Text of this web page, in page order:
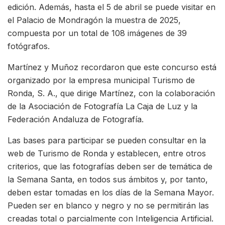
edición. Además, hasta el 5 de abril se puede visitar en
el Palacio de Mondragón la muestra de 2025,
compuesta por un total de 108 imágenes de 39
fotógrafos.
Martínez y Muñoz recordaron que este concurso está
organizado por la empresa municipal Turismo de
Ronda, S. A., que dirige Martínez, con la colaboración
de la Asociación de Fotografía La Caja de Luz y la
Federación Andaluza de Fotografía.
Las bases para participar se pueden consultar en la
web de Turismo de Ronda y establecen, entre otros
criterios, que las fotografías deben ser de temática de
la Semana Santa, en todos sus ámbitos y, por tanto,
deben estar tomadas en los días de la Semana Mayor.
Pueden ser en blanco y negro y no se permitirán las
creadas total o parcialmente con Inteligencia Artificial.